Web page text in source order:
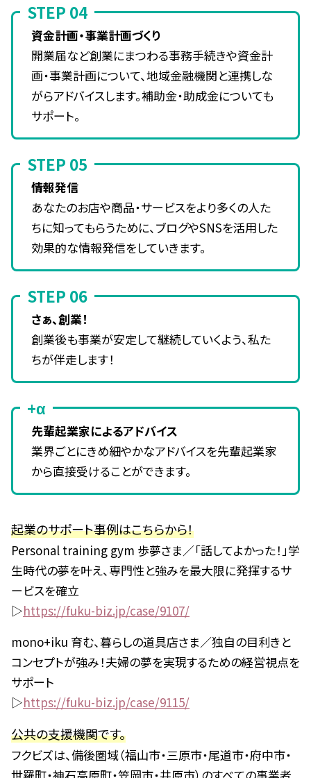
STEP 04
資金計画・事業計画づくり
開業届など創業にまつわる事務手続きや資金計
画・事業計画について、地域金融機関と連携しな
がらアドバイスします。補助金・助成金についても
サポート。
STEP 05
情報発信
あなたのお店や商品・サービスをより多くの人た
ちに知ってもらうために、ブログやSNSを活用した
効果的な情報発信をしていきます。
STEP 06
さぁ、創業！
創業後も事業が安定して継続していくよう、私た
ちが伴走します！
+α
先輩起業家によるアドバイス
業界ごとにきめ細やかなアドバイスを先輩起業家
から直接受けることができます。
起業のサポート事例はこちらから！
Personal training gym 歩夢さま／「話してよかった！」学
生時代の夢を叶え、専門性と強みを最大限に発揮するサ
ービスを確立
▷https://fuku-biz.jp/case/9107/
mono+iku 育む、暮らしの道具店さま／独自の目利きと
コンセプトが強み！夫婦の夢を実現するための経営視点を
サポート
▷https://fuku-biz.jp/case/9115/
公共の支援機関です。
フクビズは、備後圏域（福山市・三原市・尾道市・府中市・